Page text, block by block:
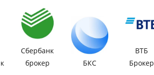
Сбербанк
брокер
БКС
ВТБ
Брокер